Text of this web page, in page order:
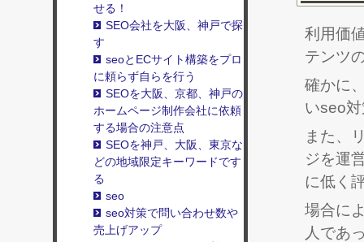
せる！
SEO会社を大阪、神戸で探
す
seoとECサイト構築をプロ
に頼らず自らを行う
SEOを大阪、京都、神戸の
ホームページ制作会社に依頼
する場合の注意点
SEOを神戸、大阪、東京な
どの地域限定キーワードです
る
seo
seo対策で問い合わせ数や
売上げアップ
利用価
テンツ
確かに
いseo
また、
ジを運
に低く
場合に
人であ